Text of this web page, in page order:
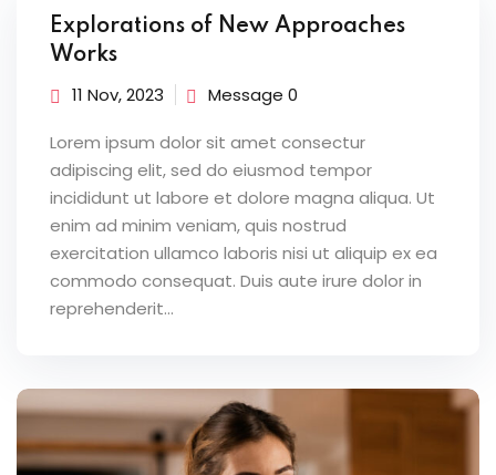
Explorations of New Approaches
Works
11 Nov, 2023 Message 0
Lorem ipsum dolor sit amet consectur
adipiscing elit, sed do eiusmod tempor
incididunt ut labore et dolore magna aliqua. Ut
enim ad minim veniam, quis nostrud
exercitation ullamco laboris nisi ut aliquip ex ea
commodo consequat. Duis aute irure dolor in
reprehenderit...